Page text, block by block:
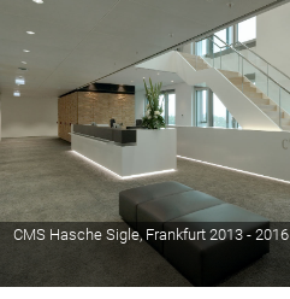
CMS Hasche Sigle, Frankfurt 2013 - 2016